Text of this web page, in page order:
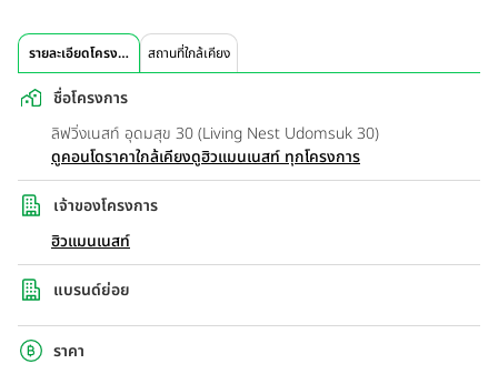
รายละเอียดโครงการ สถานที่ใกล้เคียง
ชื่อโครงการ
ลิฟวิ่งเนสท์ อุดมสุข 30 (Living Nest Udomsuk 30)
ดูคอนโดราคาใกล้เคียงดูฮิวแมนเนสท์ ทุกโครงการ
เจ้าของโครงการ
ฮิวแมนเนสท์
แบรนด์ย่อย
ราคา